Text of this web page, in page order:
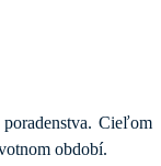
Cieľom
období.